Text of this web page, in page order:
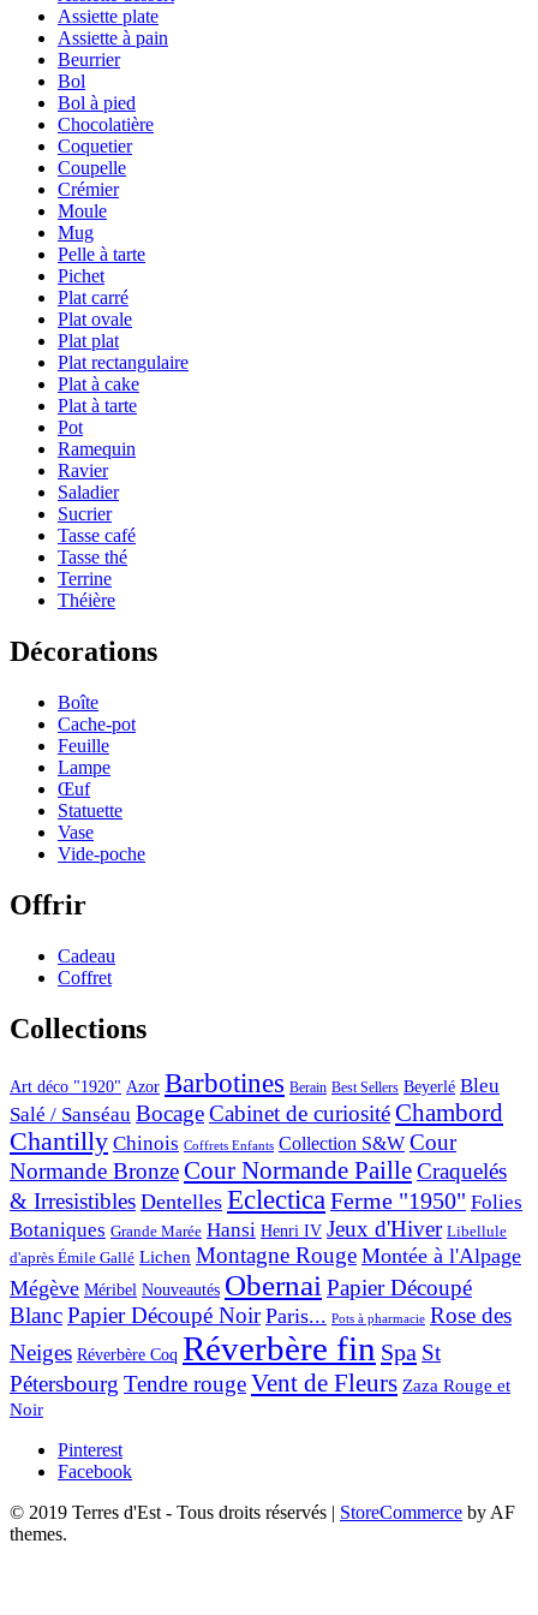
Assiette plate
Assiette à pain
Beurrier
Bol
Bol à pied
Chocolatière
Coquetier
Coupelle
Crémier
Moule
Mug
Pelle à tarte
Pichet
Plat carré
Plat ovale
Plat plat
Plat rectangulaire
Plat à cake
Plat à tarte
Pot
Ramequin
Ravier
Saladier
Sucrier
Tasse café
Tasse thé
Terrine
Théière
Décorations
Boîte
Cache-pot
Feuille
Lampe
Œuf
Statuette
Vase
Vide-poche
Offrir
Cadeau
Coffret
Collections
Art déco "1920" Azor Barbotines Berain Best Sellers Beyerlé Bleu
Salé / Sanséau BocageCabinet de curiositéChambord
Chantilly Chinois Coffrets Enfants Collection S&W Cour
Normande BronzeCour Normande PailleCraquelés
& Irresistibles Dentelles EclecticaFerme "1950" Folies
Botaniques Grande Marée Hansi Henri IV Jeux d'Hiver Libellule
d'après Émile Gallé Lichen Montagne Rouge Montée à l'Alpage
Mégève Méribel Nouveautés ObernaiPapier Découpé
BlancPapier Découpé Noir Paris... Pots à pharmacie Rose des
Neiges Réverbère Coq Réverbère fin Spa St
Pétersbourg Tendre rougeVent de Fleurs Zaza Rouge et
Noir
Pinterest
Facebook
© 2019 Terres d'Est - Tous droits réservés
StoreCommerce by AF
themes.